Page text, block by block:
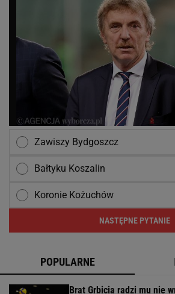
Zawiszy Bydgoszcz
Bałtyku Koszalin
Koronie Kożuchów
NASTĘPNE PYTANIE
POPULARNE
Brat Grbicia radzi mu nie